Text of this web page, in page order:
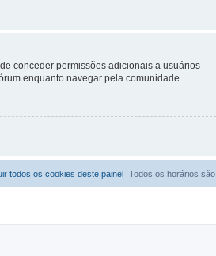
conceder permissões adicionais a usuários
enquanto navegar pela comunidade.
Todos os horários são
todos os cookies deste painel